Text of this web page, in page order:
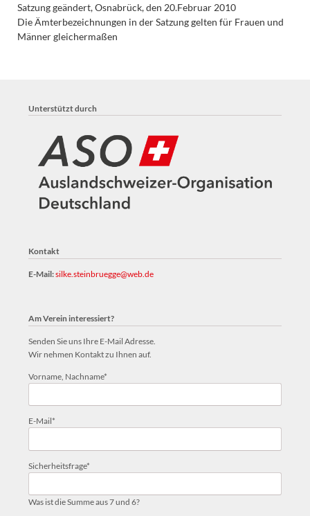
Satzung geändert, Osnabrück, den 20.Februar 2010
Die Ämterbezeichnungen in der Satzung gelten für Frauen und
Männer gleichermaßen
Unterstützt durch
Kontakt
E-Mail:silke.steinbruegge@web.de
Am Verein interessiert?
Senden Sie uns Ihre E-Mail Adresse.
Wir nehmen Kontakt zu Ihnen auf.
Pflichtfeld
Vorname, Nachname*
Pflichtfeld
E-Mail*
Pflichtfeld
Sicherheitsfrage*
Was ist die Summe aus 7 und 6?